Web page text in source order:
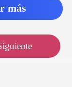
más